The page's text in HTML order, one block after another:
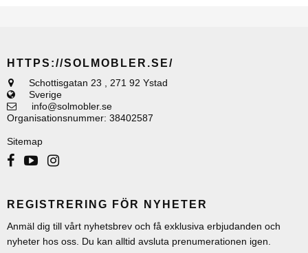
HTTPS://SOLMOBLER.SE/
Schottisgatan 23
271 92 Ystad
Sverige
info@solmobler.se
Organisationsnummer: 38402587
Sitemap
REGISTRERING FÖR NYHETER
Anmäl dig till vårt nyhetsbrev och få exklusiva erbjudanden och
nyheter hos oss. Du kan alltid avsluta prenumerationen igen.